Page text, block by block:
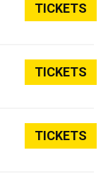
TICKETS
TICKETS
TICKETS